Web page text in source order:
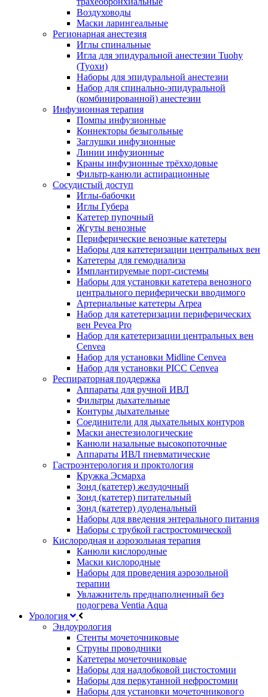
Воздуховоды
Маски ларингеальные
Регионарная анестезия
Иглы спинальные
Игла для эпидуральной анестезии Tuohy
(Туохи)
Наборы для эпидуральной анестезии
Набор для спинально-эпидуральной
(комбинированной) анестезии
Инфузионная терапия
Помпы инфузионные
Коннекторы безыгольные
Заглушки инфузионные
Линии инфузионные
Краны инфузионные трёхходовые
Фильтр-канюли аспирационные
Сосудистый доступ
Иглы-бабочки
Иглы Губера
Катетер пупочный
Жгуты венозные
Периферические венозные катетеры
Наборы для катетеризации центральных вен
Катетеры для гемодиализа
Имплантируемые порт‑системы
Наборы для установки катетера венозного
центрального периферически вводимого
Артериальные катетеры Arpea
Набор для катетеризации периферических
вен Pevea Pro
Набор для катетеризации центральных вен
Cenvea
Набор для установки Midline Cenvea
Набор для установки PICC Cenvea
Респираторная поддержка
Аппараты для ручной ИВЛ
Фильтры дыхательные
Контуры дыхательные
Соединители для дыхательных контуров
Маски анестезиологические
Канюли назальные высокопоточные
Аппараты ИВЛ пневматические
Гастроэнтерология и проктология
Кружка Эсмарха
Зонд (катетер) желудочный
Зонд (катетер) питательный
Зонд (катетер) дуоденальный
Наборы для введения энтерального питания
Наборы с трубкой гастростомической
Кислородная и аэрозольная терапия
Канюли кислородные
Маски кислородные
Наборы для проведения аэрозольной
терапии
Увлажнитель преднаполненный без
подогрева Ventia Aqua
Урология
Эндоурология
Стенты мочеточниковые
Струны проводники
Катетеры мочеточниковые
Наборы для надлобковой цистостомии
Наборы для перкутанной нефростомии
Наборы для установки мочеточникового